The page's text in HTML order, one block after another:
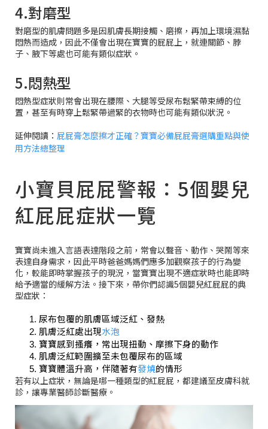
4.對磨型
對磨型的肌膚問題多是因肌膚長期接觸、磨擦，再加上環境濕黏
悶熱而造成，因此不僅會出現在寶寶的屁屁上，就連關節、脖
子、腋下等處也可能有類似症狀。
5.悶熱型
悶熱型症狀則常會出現在腰際、大腿等受尿布鬆緊帶束縛的位
置，甚至有時穿上鬆緊帶過緊的衣物時也可能有類似狀況。
延伸閱讀： 屁屁膏怎麼擦才正確？寶寶必備屁屁膏選購重點與使
用方法總整理
小寶貝屁屁警報：5個嬰兒
紅屁屁症狀一覽
寶寶尚未進入言語表達階段之前，常會以聲音、動作、哭鬧等來
表達自身需求，因此平時爸爸媽媽們應多加觀察孩子的行為變
化，較能即時掌握孩子的現況，當寶寶出現不適症狀時也能即時
給予適當的緩解方法。接下來，帶你們認識5個嬰兒紅屁屁的典
型症狀：
尿布包覆的肌膚區域泛紅、發熱
肌膚泛紅處出現水泡
寶寶感到搔癢，常出現扭動、摩擦下身的動作
肌膚泛紅範圍擴至未包覆尿布的區域
寶寶體溫升高，伴隨著有發燒的情形
若有以上症狀，無論是哪一種類型的紅屁屁，都建議至皮膚科就
診，讓專業醫師診斷醫療。